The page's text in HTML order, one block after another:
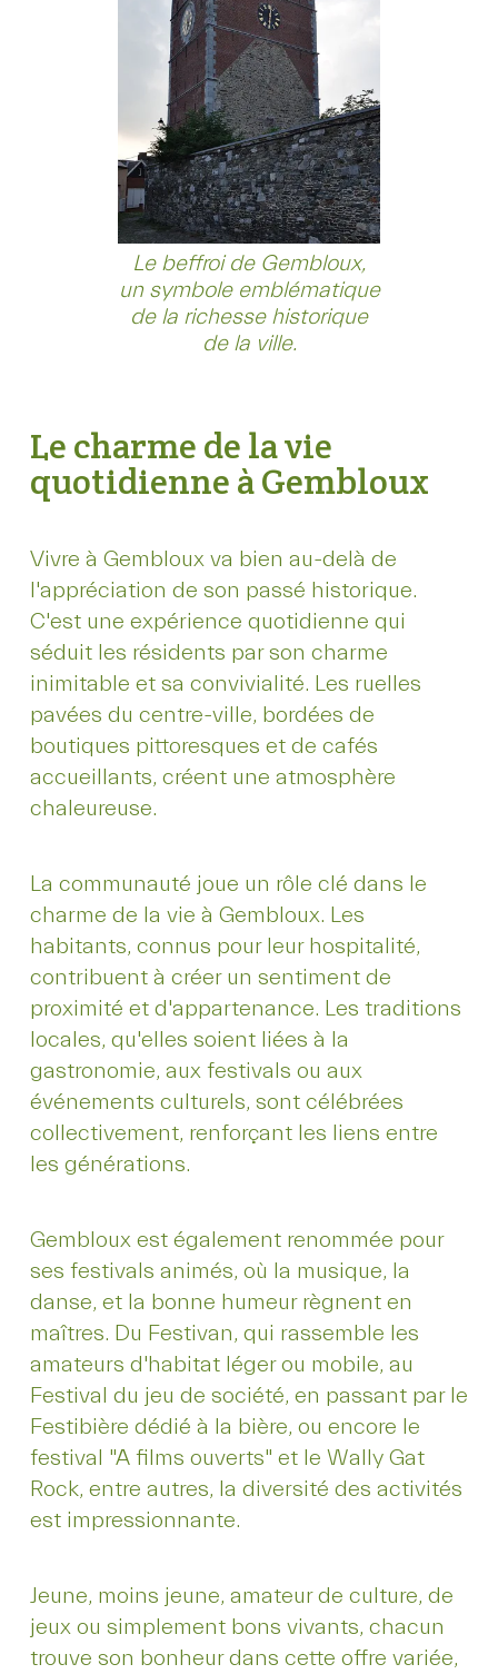
Le beffroi de Gembloux,
un symbole emblématique
de la richesse historique
de la ville.
Le charme de la vie
quotidienne à Gembloux
Vivre à Gembloux va bien au-delà de
l'appréciation de son passé historique.
C'est une expérience quotidienne qui
séduit les résidents par son charme
inimitable et sa convivialité. Les ruelles
pavées du centre-ville, bordées de
boutiques pittoresques et de cafés
accueillants, créent une atmosphère
chaleureuse.
La communauté joue un rôle clé dans le
charme de la vie à Gembloux. Les
habitants, connus pour leur hospitalité,
contribuent à créer un sentiment de
proximité et d'appartenance. Les traditions
locales, qu'elles soient liées à la
gastronomie, aux festivals ou aux
événements culturels, sont célébrées
collectivement, renforçant les liens entre
les générations.
Gembloux est également renommée pour
ses festivals animés, où la musique, la
danse, et la bonne humeur règnent en
maîtres. Du Festivan, qui rassemble les
amateurs d'habitat léger ou mobile, au
Festival du jeu de société, en passant par le
Festibière dédié à la bière, ou encore le
festival "A films ouverts" et le Wally Gat
Rock, entre autres, la diversité des activités
est impressionnante.
Jeune, moins jeune, amateur de culture, de
jeux ou simplement bons vivants, chacun
trouve son bonheur dans cette offre variée,